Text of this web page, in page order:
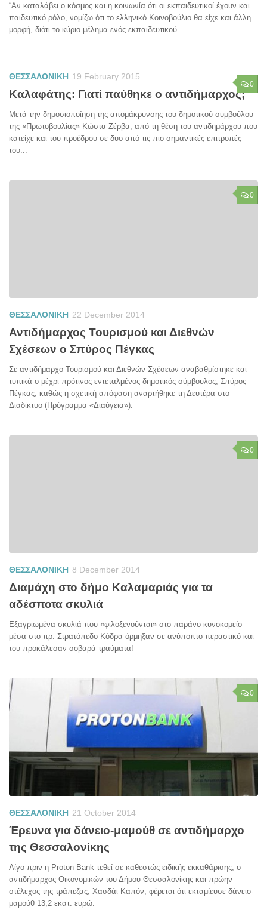
“Αν καταλάβει ο κόσμος και η κοινωνία ότι οι εκπαιδευτικοί έχουν και
παιδευτικό ρόλο, νομίζω ότι το ελληνικό Κοινοβούλιο θα είχε και άλλη
μορφή, διότι το κύριο μέλημα ενός εκπαιδευτικού...
0
ΘΕΣΣΑΛΟΝΙΚΗ 19 February 2015
Καλαφάτης: Γιατί παύθηκε ο αντιδήμαρχος;
Μετά την δημοσιοποίηση της απομάκρυνσης του δημοτικού συμβούλου
της «Πρωτοβουλίας» Κώστα Ζέρβα, από τη θέση του αντιδημάρχου που
κατείχε και του προέδρου σε δυο από τις πιο σημαντικές επιτροπές
του...
0
ΘΕΣΣΑΛΟΝΙΚΗ 22 December 2014
Αντιδήμαρχος Τουρισμού και Διεθνών
Σχέσεων ο Σπύρος Πέγκας
Σε αντιδήμαρχο Τουρισμού και Διεθνών Σχέσεων αναβαθμίστηκε και
τυπικά ο μέχρι πρότινος εντεταλμένος δημοτικός σύμβουλος, Σπύρος
Πέγκας, καθώς η σχετική απόφαση αναρτήθηκε τη Δευτέρα στο
Διαδίκτυο (Πρόγραμμα «Διαύγεια»).
0
ΘΕΣΣΑΛΟΝΙΚΗ 8 December 2014
Διαμάχη στο δήμο Καλαμαριάς για τα
αδέσποτα σκυλιά
Εξαγριωμένα σκυλιά που «φιλοξενούνται» στο παράνο κυνοκομείο
μέσα στο πρ. Στρατόπεδο Κόδρα όρμηξαν σε ανύποπτο περαστικό και
του προκάλεσαν σοβαρά τραύματα!
0
ΘΕΣΣΑΛΟΝΙΚΗ 21 October 2014
Έρευνα για δάνειο-μαμούθ σε αντιδήμαρχο
της Θεσσαλονίκης
Λίγο πριν η Proton Bank τεθεί σε καθεστώς ειδικής εκκαθάρισης, ο
αντιδήμαρχος Οικονομικών του Δήμου Θεσσαλονίκης και πρώην
στέλεχος της τράπεζας, Χασδάι Καπόν, φέρεται ότι εκταμίευσε δάνειο-
μαμούθ 13,2 εκατ. ευρώ.